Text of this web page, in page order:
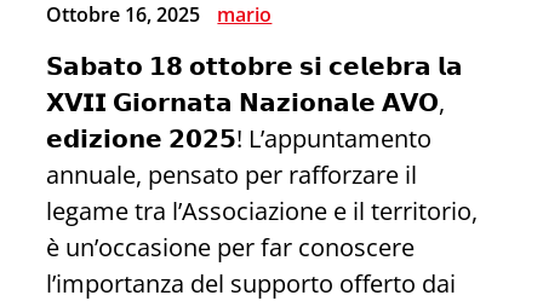
Gialla
prende
il
via
Ottobre 16, 2025 mario
𝗦𝗮𝗯𝗮𝘁𝗼 𝟭𝟴 𝗼𝘁𝘁𝗼𝗯𝗿𝗲 𝘀𝗶 𝗰𝗲𝗹𝗲𝗯𝗿𝗮 𝗹𝗮
𝗫𝗩𝗜𝗜 𝗚𝗶𝗼𝗿𝗻𝗮𝘁𝗮 𝗡𝗮𝘇𝗶𝗼𝗻𝗮𝗹𝗲 𝗔𝗩𝗢,
𝗲𝗱𝗶𝘇𝗶𝗼𝗻𝗲 𝟮𝟬𝟮𝟱! L’appuntamento
annuale, pensato per rafforzare il
legame tra l’Associazione e il territorio,
è un’occasione per far conoscere
l’importanza del supporto offerto dai